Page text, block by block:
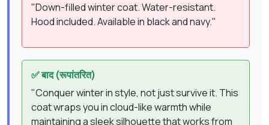
"Down-filled winter coat. Water-resistant.
Hood included. Available in black and navy."
✅ बाद (रूपांतरित)
"Conquer winter in style, not just survive it. This
coat wraps you in cloud-like warmth while
maintaining a sleek silhouette that works from